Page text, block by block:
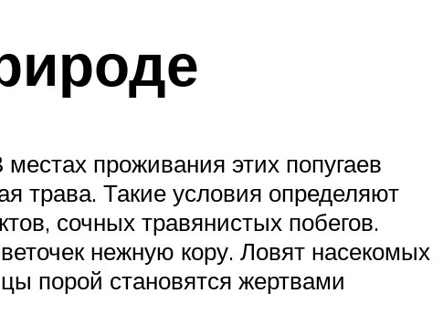
проживания этих попугаев
трава. Такие условия определяют
сочных травянистых побегов.
нежную кору. Ловят насекомых
порой становятся жертвами